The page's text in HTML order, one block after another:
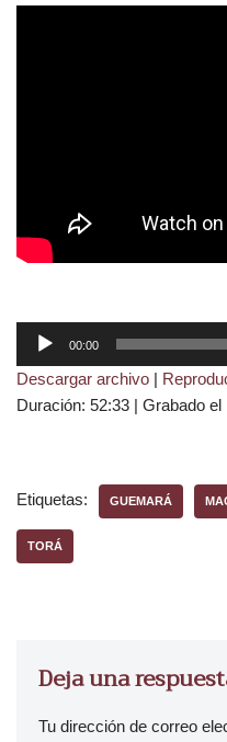
p
r
u
00:00
Descargar archivo |
Duración: 52:33 | Grabado el
Etiquetas: GUEMARÁ
TORÁ
Deja una
Tu dirección de correo